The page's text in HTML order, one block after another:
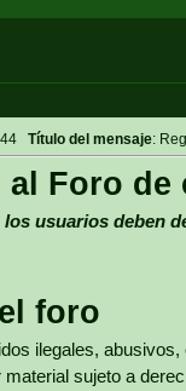
Título del mensaje:
Foro de
usuarios deben
foro
ilegales,
sujeto a